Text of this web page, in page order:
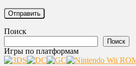
Поиск
Поиск
Игры по платформам